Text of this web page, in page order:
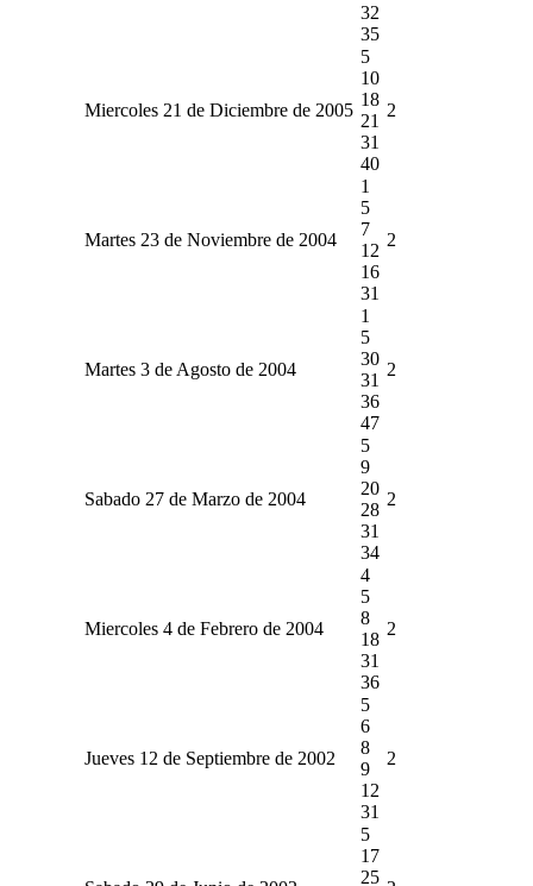
32
35
Miercoles 21 de Diciembre de 2005
5
10
18
21
31
40
2
Martes 23 de Noviembre de 2004
1
5
7
12
16
31
2
Martes 3 de Agosto de 2004
1
5
30
31
36
47
2
Sabado 27 de Marzo de 2004
5
9
20
28
31
34
2
Miercoles 4 de Febrero de 2004
4
5
8
18
31
36
2
Jueves 12 de Septiembre de 2002
5
6
8
9
12
31
2
5
17
25